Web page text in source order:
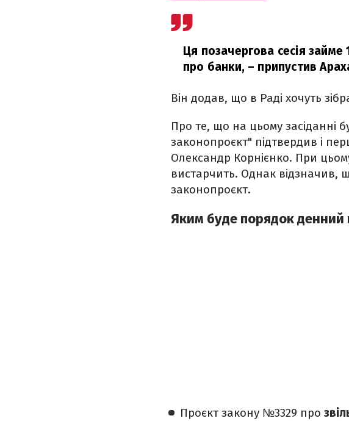
Ця позачергова сесія
про банки, – припустив
Він додав, що в Раді хочуть
Про те, що на цьому засіданні
законопроєкт" підтвердив і
Олександр Корнієнко. При
вистарчить. Однак відзначив,
законопроєкт.
Яким буде порядок денний
Проєкт закону №3329 про